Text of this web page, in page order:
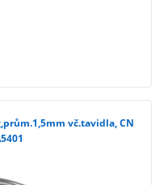
vč.tavidla, CN